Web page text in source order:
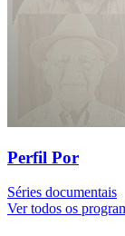
Perfil Por
Séries documentais
Ver todos os